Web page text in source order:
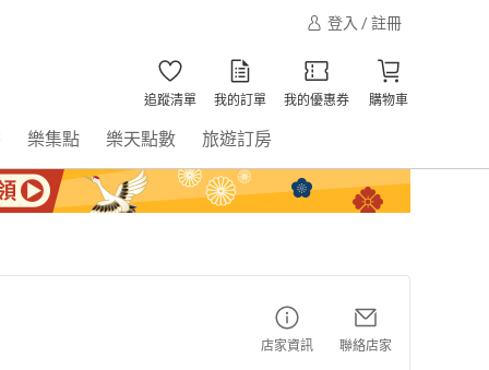
登入 / 註冊
追蹤清單 我的訂單 我的優惠券 購物車
樂集點 樂天點數 旅遊訂房
店家資訊 聯絡店家